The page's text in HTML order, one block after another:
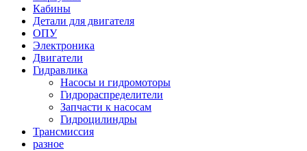
Кабины
Детали для двигателя
ОПУ
Электроника
Двигатели
Гидравлика
Насосы и гидромоторы
Гидрораспределители
Запчасти к насосам
Гидроцилиндры
Трансмиссия
разное